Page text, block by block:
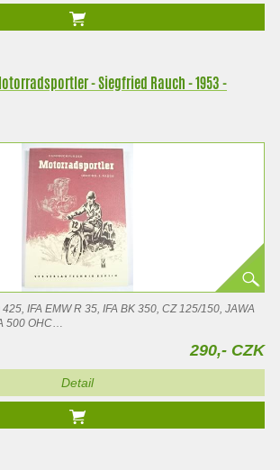
- Siegfried Rauch - 1953 -
425, IFA EMW R 35, IFA BK 350, CZ 125/150, JAWA
500 OHC
290,- CZK
Detail